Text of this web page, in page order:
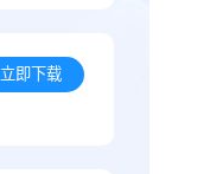
立即下载